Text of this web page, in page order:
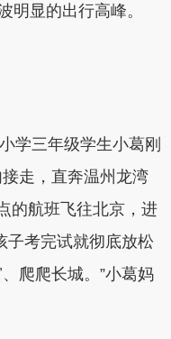
明显的出行高峰。
三年级学生小葛刚
走，直奔温州龙湾
的航班飞往北京，进
子考完试就彻底放松
爬爬长城。”小葛妈